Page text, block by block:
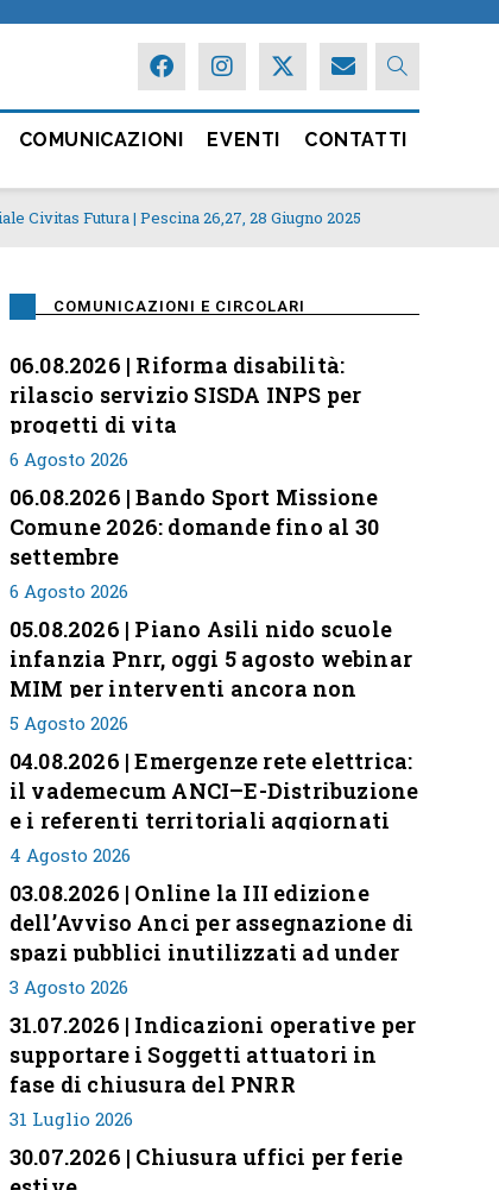
COMUNICAZIONI EVENTI CONTATTI
Civitas Futura | Pescina 26,27, 28 Giugno 2025
COMUNICAZIONI E CIRCOLARI
06.08.2026 | Riforma disabilità:
rilascio servizio SISDA INPS per
progetti di vita
6 Agosto 2026
06.08.2026 | Bando Sport Missione
Comune 2026: domande fino al 30
settembre
6 Agosto 2026
05.08.2026 | Piano Asili nido scuole
infanzia Pnrr, oggi 5 agosto webinar
MIM per interventi ancora non
conclusi
5 Agosto 2026
04.08.2026 | Emergenze rete elettrica:
il vademecum ANCI–E-Distribuzione
e i referenti territoriali aggiornati
4 Agosto 2026
03.08.2026 | Online la III edizione
dell’Avviso Anci per assegnazione di
spazi pubblici inutilizzati ad under
35
3 Agosto 2026
31.07.2026 | Indicazioni operative per
supportare i Soggetti attuatori in
fase di chiusura del PNRR
31 Luglio 2026
30.07.2026 | Chiusura uffici per ferie